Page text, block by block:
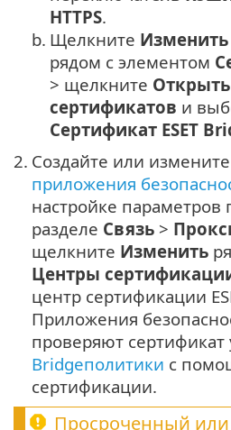
HTTPS.
b. Щелкните
рядом с элементом
> щелкните
сертификатов и
Сертификат ESET
2. Создайте или измените
приложения
настройке параметров
разделе Связь >
щелкните Изменить
Центры
центр сертификации
Приложения
проверяют сертификат
Bridgeполитики с
сертификации.
Просроченный